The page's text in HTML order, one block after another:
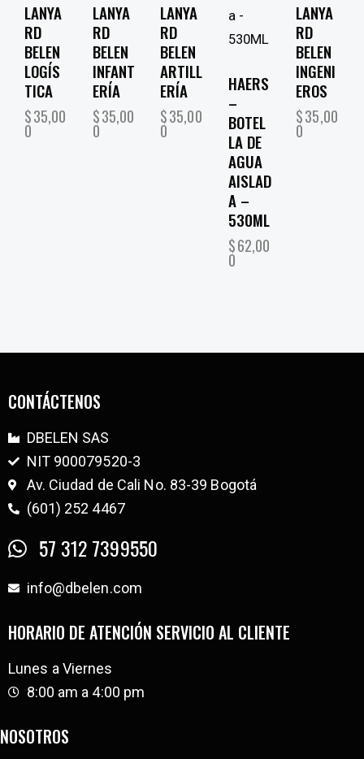
LANYA
RD
BELEN
LOGÍS
TICA
$35,00
0
LANYA
RD
BELEN
INFANT
ERÍA
$35,00
0
LANYA
RD
BELEN
ARTILL
ERÍA
$35,00
0
HAERS
–
BOTEL
LA DE
AGUA
AISLAD
A –
530ML
$62,00
0
LANYA
RD
BELEN
INGENI
EROS
$35,00
0
CONTÁCTENOS
DBELEN SAS
NIT 900079520-3
Av. Ciudad de Cali No. 83-39 Bogotá
(601) 252 4467
57 312 7399550
info@dbelen.com
HORARIO DE ATENCIÓN SERVICIO AL CLIENTE
Lunes a Viernes
8:00 am a 4:00 pm
NOSOTROS